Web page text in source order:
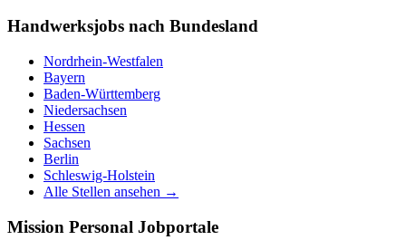
Handwerksjobs nach Bundesland
Nordrhein-Westfalen
Bayern
Baden-Württemberg
Niedersachsen
Hessen
Sachsen
Berlin
Schleswig-Holstein
Alle Stellen ansehen →
Mission Personal Jobportale